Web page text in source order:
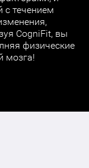
с течением
CogniFit, вы
физические
мозга!